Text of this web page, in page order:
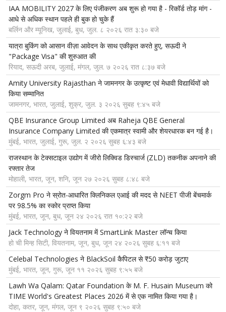
IAA MOBILITY 2027 के लिए पंजीकरण अब शुरू हो गया है - रिकॉर्ड तोड़ मांग -
आधे से अधिक स्थान पहले ही बुक हो चुके हैं
बर्लिन और म्यूनिख, जुलाई, बुध, जुल. ८ २०२६ रात ३:३० बजे
यात्रा बुकिंग को आसान वीज़ा आवेदन के साथ एकीकृत करते हुए, सऊदी ने
"Package Visa" की शुरुआत की
रियाद, सऊदी अरब, जुलाई, मंगल, जुल. ७ २०२६ रात ८:३७ बजे
Amity University Rajasthan ने जामनगर के उत्कृष्ट एवं मेधावी विद्यार्थियों को
किया सम्मानित
जामनगर, भारत, जुलाई, शुक्र, जुल. ३ २०२६ सुबह ९:४५ बजे
QBE Insurance Group Limited अब Raheja QBE General
Insurance Company Limited की एकमात्र स्वामी और शेयरधारक बन गई है।
मुंबई, भारत, जुलाई, गुरू, जुल. २ २०२६ सुबह ६:४३ बजे
राजस्थान के टेक्सटाइल उद्योग में जीरो लिक्विड डिस्चार्ज (ZLD) तकनीक अपनाने की
रफ्तार तेज
मोहाली, भारत, जून, शनि, जून २७ २०२६ सुबह ८:४८ बजे
Zorgm Pro ने स्रोत-आधारित क्लिनिकल एआई की मदद से NEET पीजी बेंचमार्क
पर 98.5% का स्कोर प्राप्त किया
मुंबई, भारत, जून, बुध, जून २४ २०२६ रात १०:२२ बजे
Jack Technology ने वियतनाम में SmartLink Master लॉन्च किया
हो ची मिन्ह सिटी, वियतनाम, जून, बुध, जून २४ २०२६ सुबह ६:११ बजे
Celebal Technologies ने BlackSoil कैपिटल से ₹50 करोड़ जुटाए
मुंबई, भारत, जून, गुरू, जून ११ २०२६ सुबह ९:५५ बजे
Lawh Wa Qalam: Qatar Foundation के M. F. Husain Museum को
TIME World's Greatest Places 2026 में से एक नामित किया गया है।
दोहा, कतर, जून, मंगल, जून ९ २०२६ सुबह ९:५० बजे